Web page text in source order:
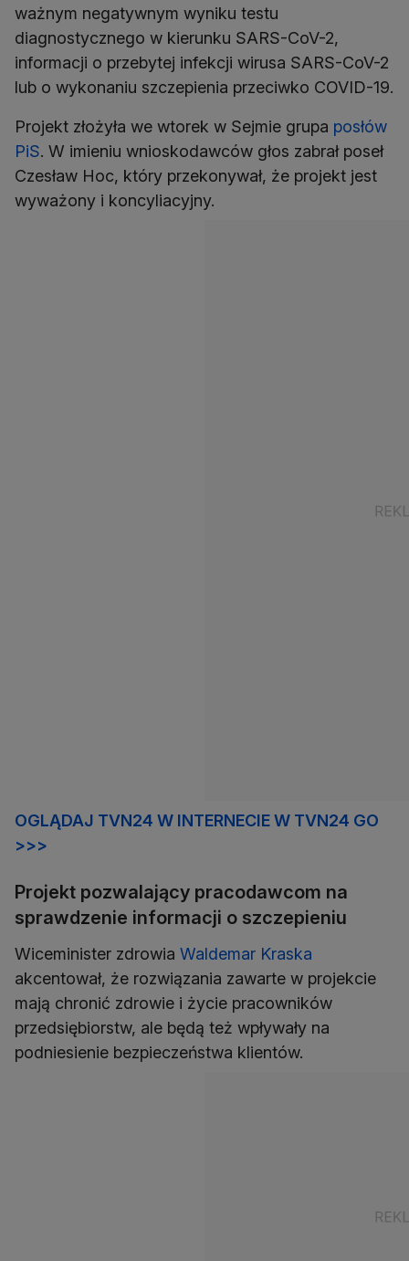
ważnym negatywnym wyniku testu
diagnostycznego w kierunku SARS-CoV-2,
informacji o przebytej infekcji wirusa SARS-CoV-2
lub o wykonaniu szczepienia przeciwko COVID-19.
Projekt złożyła we wtorek w Sejmie grupa posłów
PiS. W imieniu wnioskodawców głos zabrał poseł
Czesław Hoc, który przekonywał, że projekt jest
wyważony i koncyliacyjny.
OGLĄDAJ TVN24 W INTERNECIE W TVN24 GO
>>>
Projekt pozwalający pracodawcom na
sprawdzenie informacji o szczepieniu
Wiceminister zdrowia Waldemar Kraska
akcentował, że rozwiązania zawarte w projekcie
mają chronić zdrowie i życie pracowników
przedsiębiorstw, ale będą też wpływały na
podniesienie bezpieczeństwa klientów.